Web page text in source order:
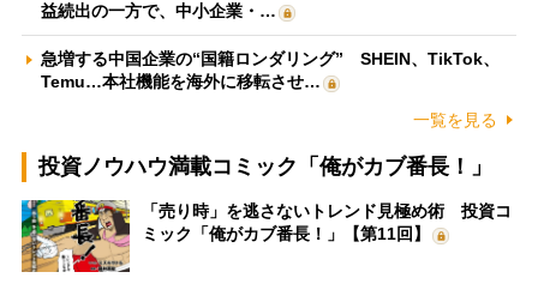
益続出の一方で、中小企業・…
急増する中国企業の“国籍ロンダリング” SHEIN、TikTok、
Temu…本社機能を海外に移転させ…
一覧を見る
投資ノウハウ満載コミック「俺がカブ番長！」
「売り時」を逃さないトレンド見極め術 投資コ
ミック「俺がカブ番長！」【第11回】